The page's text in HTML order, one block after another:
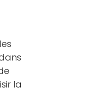
la